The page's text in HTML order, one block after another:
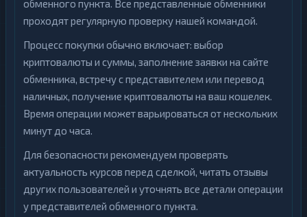
обменного пункта. Все представленные обменники
проходят регулярную проверку нашей командой.
Процесс покупки обычно включает: выбор
криптовалюты и суммы, заполнение заявки на сайте
обменника, встречу с представителем или перевод
наличных, получение криптовалюты на ваш кошелек.
Время операции может варьироваться от нескольких
минут до часа.
Для безопасности рекомендуем проверять
актуальность курсов перед сделкой, читать отзывы
других пользователей и уточнять все детали операции
у представителей обменного пункта.